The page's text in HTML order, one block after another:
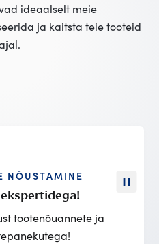
ideaalselt meie
ja kaitsta teie tooteid
NÕUSTAMINE
tootenõuannete ja